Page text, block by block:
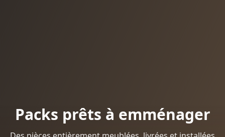
Packs prêts à emménager